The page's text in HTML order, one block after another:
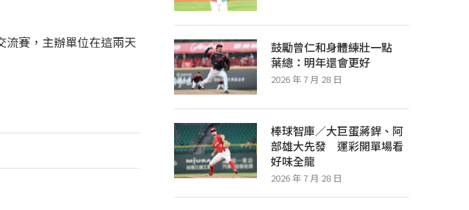
流賽，主辦單位在這兩天
鼓勵曾仁和身體練壯一點
葉總：明年還會更好
2026 年 7 月 28 日
棒球智庫／大巨蛋蔣銲、阿
部雄大先發 運彩開單場看
好味全龍
2026 年 7 月 28 日